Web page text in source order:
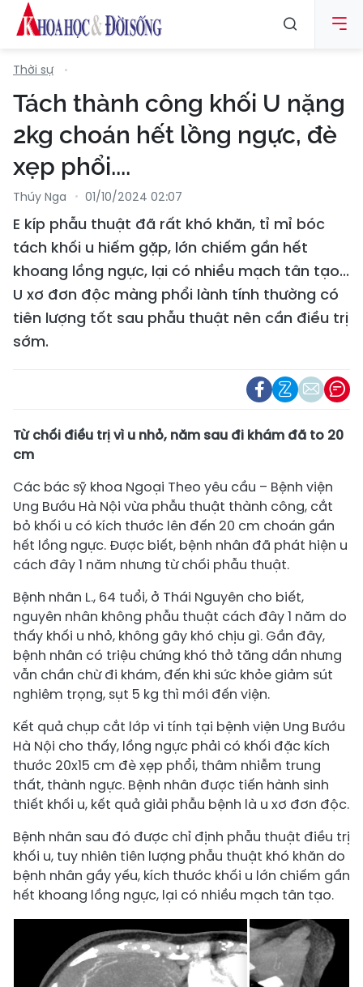
Thời sự
Tách thành công khối U nặng
2kg choán hết lồng ngực, đè
xẹp phổi....
Thúy Nga 01/10/2024 02:07
E kíp phẫu thuật đã rất khó khăn, tỉ mỉ bóc
tách khối u hiếm gặp, lớn chiếm gần hết
khoang lồng ngực, lại có nhiều mạch tân tạo...
U xơ đơn độc màng phổi lành tính thường có
tiên lượng tốt sau phẫu thuật nên cần điều trị
sớm.
Từ chối điều trị vì u nhỏ, năm sau đi khám đã to 20
cm
Các bác sỹ khoa Ngoại Theo yêu cầu – Bệnh viện
Ung Bướu Hà Nội vừa phẫu thuật thành công, cắt
bỏ khối u có kích thước lên đến 20 cm choán gần
hết lồng ngực. Được biết, bệnh nhân đã phát hiện u
cách đây 1 năm nhưng từ chối phẫu thuật.
Bệnh nhân L., 64 tuổi, ở Thái Nguyên cho biết,
nguyên nhân không phẫu thuật cách đây 1 năm do
thấy khối u nhỏ, không gây khó chịu gì. Gần đây,
bệnh nhân có triệu chứng khó thở tăng dần nhưng
vẫn chần chừ đi khám, đến khi sức khỏe giảm sút
nghiêm trọng, sụt 5 kg thì mới đến viện.
Kết quả chụp cắt lớp vi tính tại bệnh viện Ung Bướu
Hà Nội cho thấy, lồng ngực phải có khối đặc kích
thước 20x15 cm đè xẹp phổi, thâm nhiễm trung
thất, thành ngực. Bệnh nhân được tiến hành sinh
thiết khối u, kết quả giải phẫu bệnh là u xơ đơn độc.
Bệnh nhân sau đó được chỉ định phẫu thuật điều trị
khối u, tuy nhiên tiên lượng phẫu thuật khó khăn do
bệnh nhân gầy yếu, kích thước khối u lớn chiếm gần
hết khoang lồng ngực, lại có nhiều mạch tân tạo.